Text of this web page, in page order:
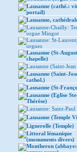
Lausanne (cathé.:
portail)
Lausanne,
Lausanne-Chailly:
orgue Mingot
Lausanne: St-
orgues
Lausanne (St-
chapelle)
Lausanne (Saint-
Lausanne (Saint-
cathol.)
Lausanne (St-
Lausanne (Eglise
Thérèse)
Lausanne: Saint-Paul
Lausanne (Temple
Lignerolle (Temple)
Littoral lémanique
(monuments divers)
Montheron